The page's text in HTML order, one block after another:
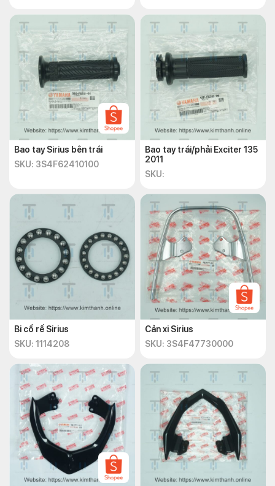
Bao tay Sirius bên trái
SKU: 3S4F62410100
Bao tay trái/phải Exciter 135
2011
SKU:
Bi cổ rế Sirius
SKU: 1114208
Cản xi Sirius
SKU: 3S4F47730000